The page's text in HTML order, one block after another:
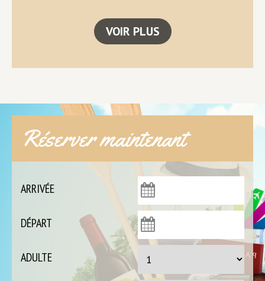
VOIR PLUS
Réserver maintenant
ARRIVÉE
DÉPART
ADULTE